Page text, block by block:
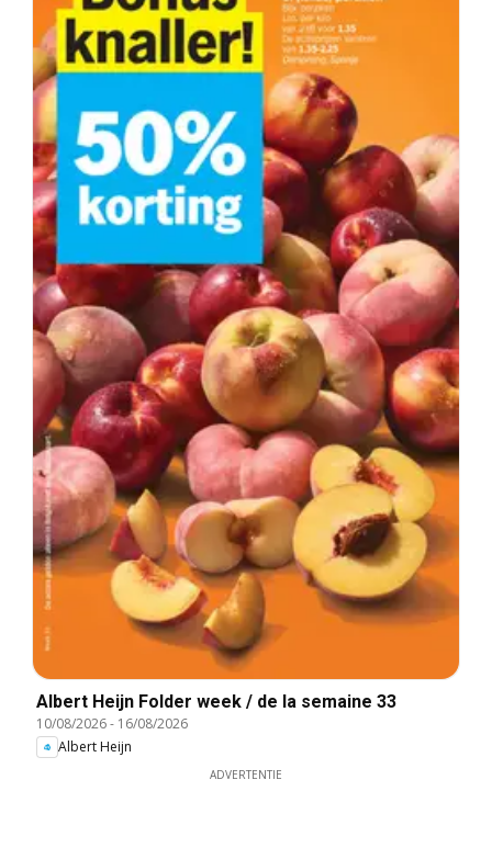
Albert Heijn Folder week / de la semaine 33
10/08/2026- 16/08/2026
Albert Heijn
ADVERTENTIE